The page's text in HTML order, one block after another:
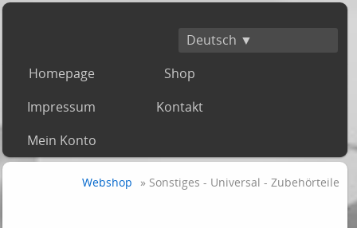
Deutsch ▼
Homepage
Shop
Impressum
Kontakt
Mein Konto
Webshop » Sonstiges - Universal - Zubehörteile